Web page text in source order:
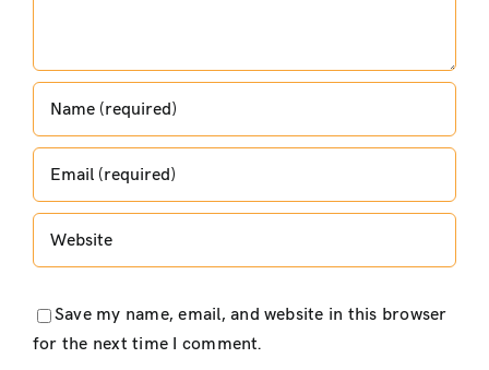
Save my name, email, and website in this browser
for the next time I comment.